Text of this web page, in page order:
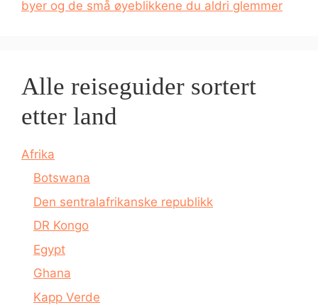
byer og de små øyeblikkene du aldri glemmer
Alle reiseguider sortert
etter land
Afrika
Botswana
Den sentralafrikanske republikk
DR Kongo
Egypt
Ghana
Kapp Verde